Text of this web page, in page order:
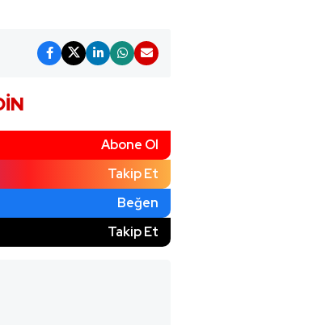
Abone Ol
Takip Et
Beğen
Takip Et